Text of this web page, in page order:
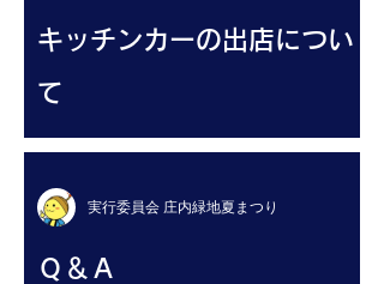
キッチンカーの出店につい
て
Ｑ＆Ａ
実行委員会 庄内緑地夏まつり